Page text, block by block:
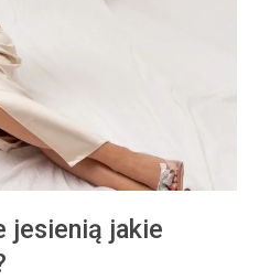
jesienią jakie